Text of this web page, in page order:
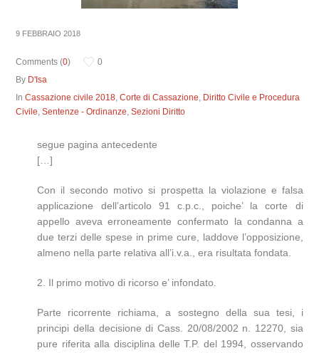
9 FEBBRAIO 2018
Comments (0)
0
By D'Isa
InCassazione civile 2018,Corte di Cassazione, Diritto Civile e Procedura
Civile,Sentenze - Ordinanze,Sezioni Diritto
segue pagina antecedente
[…]
Con il secondo motivo si prospetta la violazione e falsa
applicazione dell’articolo 91 c.p.c., poiche’ la corte di
appello aveva erroneamente confermato la condanna a
due terzi delle spese in prime cure, laddove l’opposizione,
almeno nella parte relativa all’i.v.a., era risultata fondata.
2. Il primo motivo di ricorso e’ infondato.
Parte ricorrente richiama, a sostegno della sua tesi, i
principi della decisione di Cass. 20/08/2002 n. 12270, sia
pure riferita alla disciplina delle T.P. del 1994, osservando